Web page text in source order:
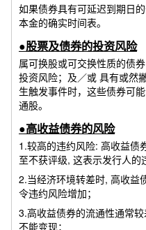
如果债券具有可延迟到期日
本金的确实时间表。
●股票及债券的投资风险
属可换股或可交换性质的债
投资风险；及／或 具有或然
生触发事件时，这些债券可
通股。
●高收益债券的风险
1.较高的违约风险: 高收益债
至不获评级, 这表示发行人的
2.当经济环境转差时, 高收益
令违约风险增加；
3.高收益债券的流通性通常
不能变现；